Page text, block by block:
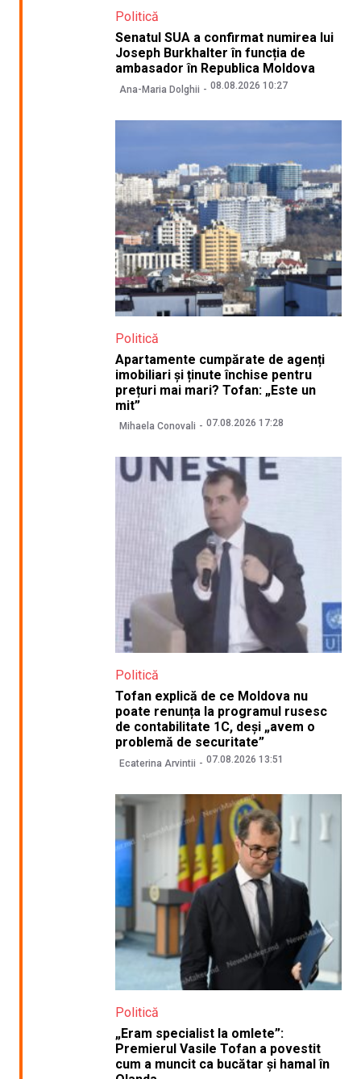
Politică
Senatul SUA a confirmat numirea lui
Joseph Burkhalter în funcția de
ambasador în Republica Moldova
Ana-Maria Dolghii 08.08.2026 10:27
Politică
Apartamente cumpărate de agenți
imobiliari și ținute închise pentru
prețuri mai mari? Tofan: „Este un
mit”
Mihaela Conovali 07.08.2026 17:28
Politică
Tofan explică de ce Moldova nu
poate renunța la programul rusesc
de contabilitate 1C, deși „avem o
problemă de securitate”
Ecaterina Arvintii 07.08.2026 13:51
Politică
„Eram specialist la omlete”:
Premierul Vasile Tofan a povestit
cum a muncit ca bucătar și hamal în